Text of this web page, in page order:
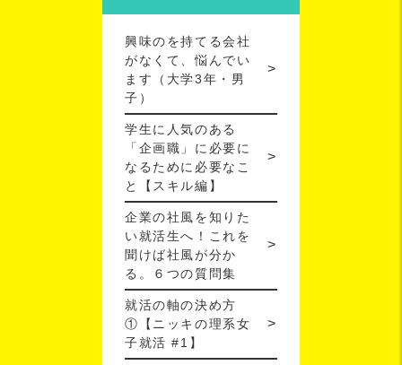
興味のを持てる会社
がなくて、悩んでい
ます（大学3年・男
子）
学生に人気のある
「企画職」に必要に
なるために必要なこ
と【スキル編】
企業の社風を知りた
い就活生へ！これを
聞けば社風が分か
る。６つの質問集
就活の軸の決め方
①【ニッキの理系女
子就活 #1】